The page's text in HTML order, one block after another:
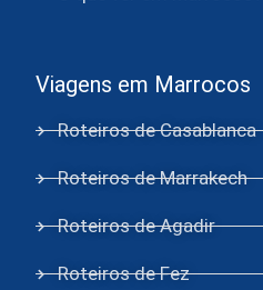
Viagens em Marrocos
Roteiros de Casablanca
Roteiros de Marrakech
Roteiros de Agadir
Roteiros de Fez